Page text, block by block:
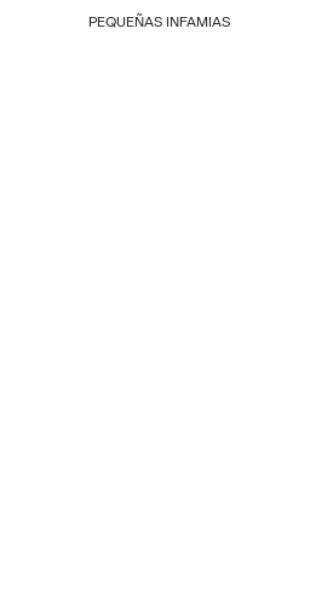
PEQUEÑAS INFAMIAS